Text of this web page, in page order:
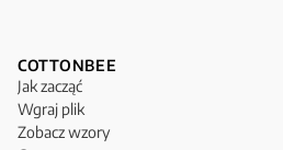
COTTONBEE
Jak zacząć
Wgraj plik
Zobacz wzory